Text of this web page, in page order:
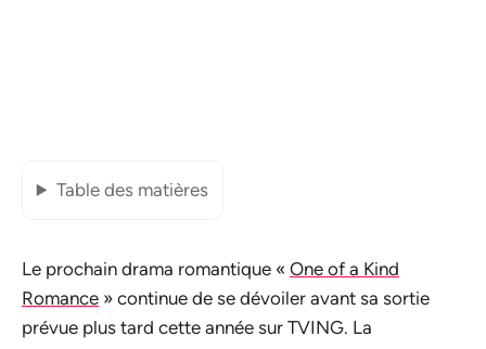
Table des matières
Le prochain drama romantique « One of a Kind
Romance » continue de se dévoiler avant sa sortie
prévue plus tard cette année sur TVING. La